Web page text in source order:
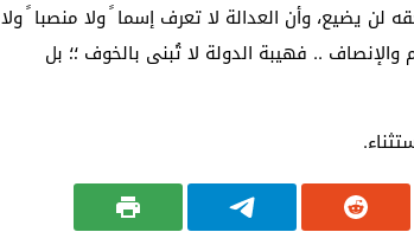
لن يضيع، وأن العدالة لا تعرف إسما ً ولا منصبا ً ولا
.. فهيبة الدولة لا تُبنى بالخوف ؛؛ بل